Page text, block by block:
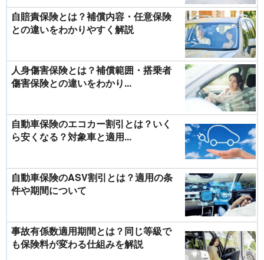
自賠責保険とは？補償内容・任意保険
との違いをわかりやすく解説
人身傷害保険とは？補償範囲・搭乗者
傷害保険との違いをわかり...
自動車保険のエコカー割引とは？いく
ら安くなる？対象車と適用...
自動車保険のASV割引とは？適用の条
件や期間について
事故有係数適用期間とは？同じ等級で
も保険料が変わる仕組みを解説